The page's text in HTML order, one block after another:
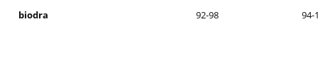
biodra
92-98 94-